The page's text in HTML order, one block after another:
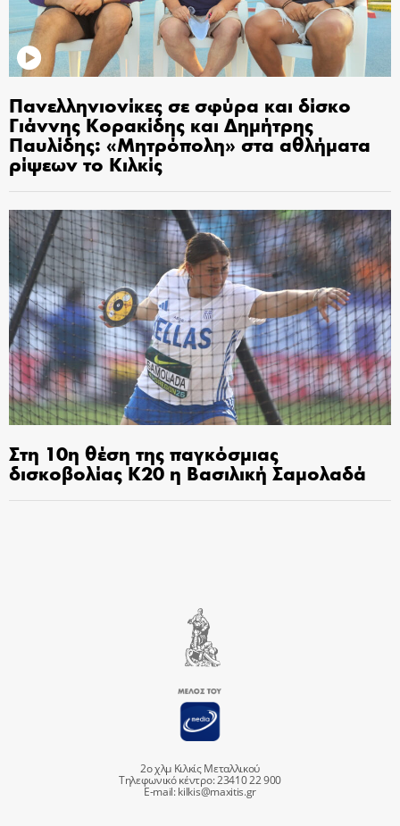
Πανελληνιονίκες σε σφύρα και δίσκο
Γιάννης Κορακίδης και Δημήτρης
Παυλίδης: «Μητρόπολη» στα αθλήματα
ρίψεων το Κιλκίς
Στη 10η θέση της παγκόσμιας
δισκοβολίας Κ20 η Βασιλική Σαμολαδά
2ο χλμ Κιλκίς Μεταλλικού
Τηλεφωνικό κέντρο: 23410 22 900
E-mail:kilkis@maxitis.gr